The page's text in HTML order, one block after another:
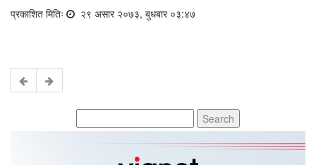
प्रकाशित मितिः २९ असार २०७३, बुधबार ०३:४७
for: